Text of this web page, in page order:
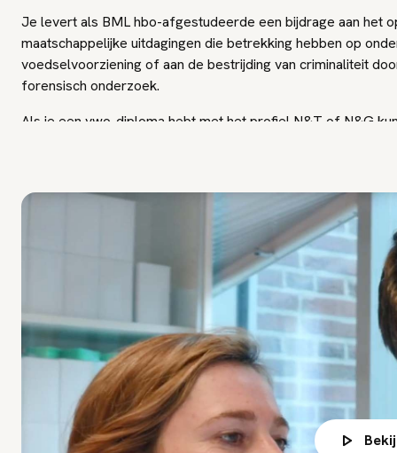
Je levert als BML hbo-afgestudeerde een bijdrage aan het
maatschappelijke uitdagingen die betrekking hebben op
voedselvoorziening of aan de bestrijding van criminaliteit
forensisch onderzoek.
Als je een vwo-diploma hebt met het profiel N&T of N&G